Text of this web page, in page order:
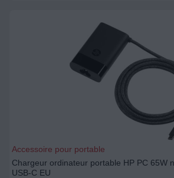
Accessoire pour portable
Chargeur ordinateur portable HP PC 65W
USB-C EU